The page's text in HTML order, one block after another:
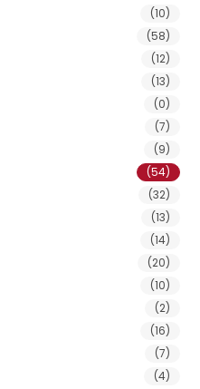
(10)
(58)
(12)
(13)
(0)
(7)
(9)
(54)
(32)
(13)
(14)
(20)
(10)
(2)
(16)
(7)
(4)